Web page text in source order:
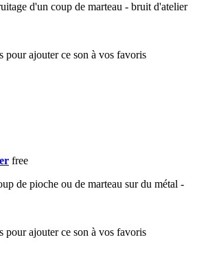
d'un coup de marteau - bruit d'atelier
free
de pioche ou de marteau sur du métal -